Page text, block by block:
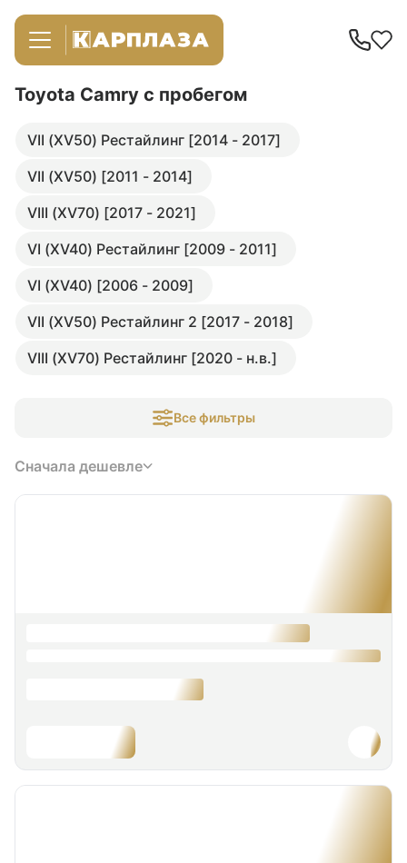
Toyota Camry с пробегом
VII (XV50) Рестайлинг [2014 - 2017]
VII (XV50) [2011 - 2014]
VIII (XV70) [2017 - 2021]
VI (XV40) Рестайлинг [2009 - 2011]
VI (XV40) [2006 - 2009]
VII (XV50) Рестайлинг 2 [2017 - 2018]
VIII (XV70) Рестайлинг [2020 - н.в.]
Все фильтры
Сначала дешевле